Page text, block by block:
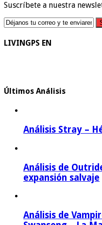
Suscríbete a nuestra
LIVINGPS EN
Últimos Análisis
Análisis Stray –
Análisis de
expansión salvaje
Análisis de